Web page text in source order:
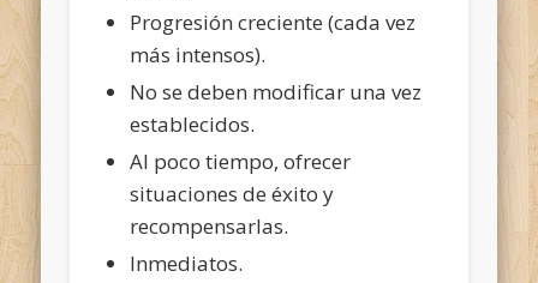
Progresión creciente (cada vez
más intensos).
No se deben modificar una vez
establecidos.
Al poco tiempo, ofrecer
situaciones de éxito y
recompensarlas.
Inmediatos.